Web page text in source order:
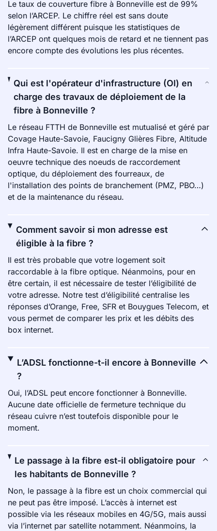
Le taux de couverture fibre à Bonneville est de 99%
selon l’ARCEP. Le chiffre réel est sans doute
légèrement différent puisque les statistiques de
l’ARCEP ont quelques mois de retard et ne tiennent pas
encore compte des évolutions les plus récentes.
Qui est l'opérateur d'infrastructure (OI) en
charge des travaux de déploiement de la
fibre à Bonneville ?
Le réseau FTTH de Bonneville est mutualisé et géré par
Covage Haute-Savoie, Faucigny Glières Fibre, Altitude
Infra Haute-Savoie. Il est en charge de la mise en
oeuvre technique des noeuds de raccordement
optique, du déploiement des fourreaux, de
l'installation des points de branchement (PMZ, PBO…)
et de la maintenance du réseau.
Comment savoir si mon adresse est
éligible à la fibre ?
Il est très probable que votre logement soit
raccordable à la fibre optique. Néanmoins, pour en
être certain, il est nécessaire de tester l’éligibilité de
votre adresse. Notre test d’éligibilité centralise les
réponses d’Orange, Free, SFR et Bouygues Telecom, et
vous permet de comparer les prix et les débits des
box internet.
L’ADSL fonctionne-t-il encore à Bonneville
?
Oui, l’ADSL peut encore fonctionner à Bonneville.
Aucune date officielle de fermeture technique du
réseau cuivre n’est toutefois disponible pour le
moment.
Le passage à la fibre est-il obligatoire pour
les habitants de Bonneville ?
Non, le passage à la fibre est un choix commercial qui
ne peut pas être imposé. L’accès à internet est
possible via les réseaux mobiles en 4G/5G, mais aussi
via l’internet par satellite notamment. Néanmoins, la